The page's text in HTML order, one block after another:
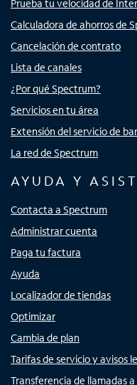
Prueba tu velocidad de
Calculadora de ahorros de
Cancelación de contrato
Lista de canales
¿Por qué Spectrum?
Servicios en tu área
Extensión del servicio de
La red de Spectrum
AYUDA Y
Contacta a Spectrum
Administrar cuenta
Paga tu factura
Ayuda
Localizador de tiendas
Optimizar
Cambia de plan
Tarifas de servicio y avisos
Transferencia de llamadas